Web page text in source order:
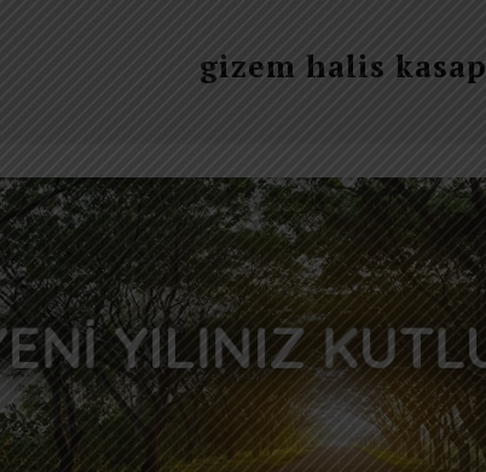
gizem halis kasap